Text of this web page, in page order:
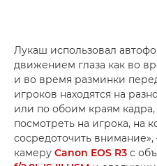
Лукаш использовал
движением глаза как во
и во время разминки
игроков находятся на
или по обоим краям
посмотреть на игрока, на
сосредоточить
камеру Canon EOS R3 с